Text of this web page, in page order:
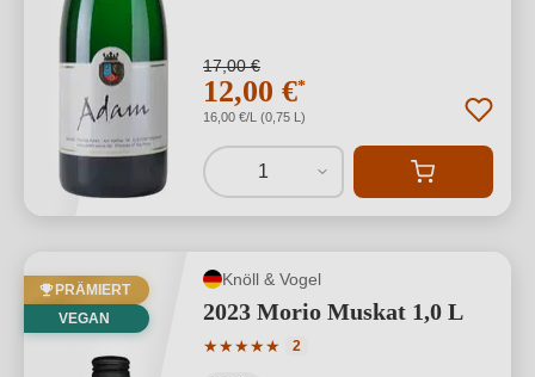
17,00 €
12,00 €*
16,00 €/L (0,75 L)
1
PRÄMIERT
VEGAN
Knöll & Vogel
2023 Morio Muskat 1,0 L
★★★★★
Durchschnittliche Bewertung von 5
2